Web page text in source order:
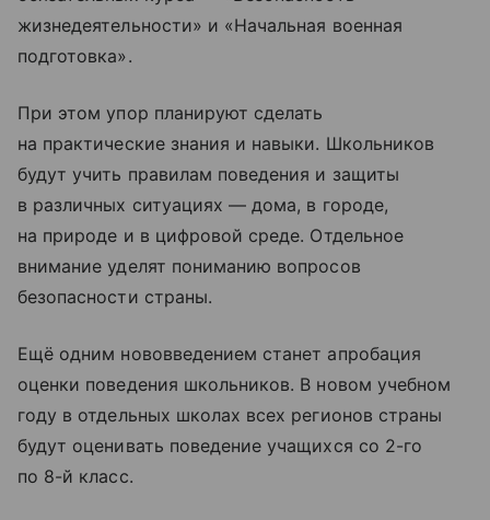
жизнедеятельности» и «Начальная военная
подготовка».
При этом упор планируют сделать
на практические знания и навыки. Школьников
будут учить правилам поведения и защиты
в различных ситуациях — дома, в городе,
на природе и в цифровой среде. Отдельное
внимание уделят пониманию вопросов
безопасности страны.
Ещё одним нововведением станет апробация
оценки поведения школьников. В новом учебном
году в отдельных школах всех регионов страны
будут оценивать поведение учащихся со 2-го
по 8-й класс.